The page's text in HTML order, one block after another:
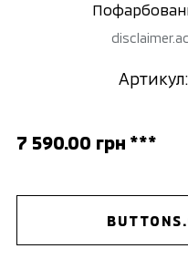
7 590.00 грн ***